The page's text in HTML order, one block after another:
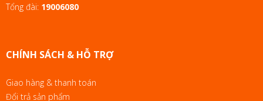
Tổng đài: 19006080
CHÍNH SÁCH & HỖ TRỢ
Giao hàng & thanh toán
Đổi trả sản phẩm